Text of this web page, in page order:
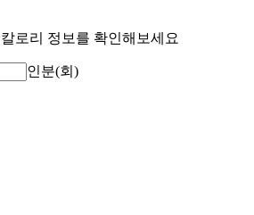
로리 정보를 확인해보세요
인분(회)